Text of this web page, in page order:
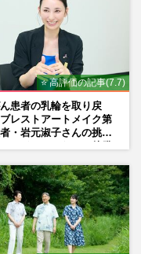
⭐ 高評価の記事(7.7)
患者の乳輪を取り戻
レストアートメイク第
・岩元淑子さんの挑戦